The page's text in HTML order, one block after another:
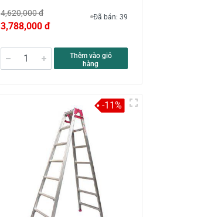
4,620,000 đ
3,788,000 đ
Đã bán: 39
Thêm vào giỏ
hàng
-11%